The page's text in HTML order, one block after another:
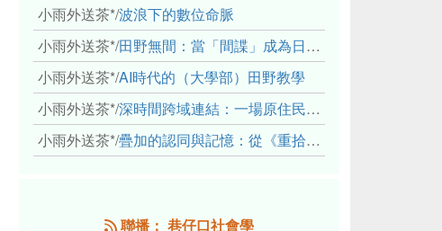
小雨外送茶*/波浪下的數位命脈
小雨外送茶*/田野無間：當「間諜」成為日常，信任角力下的情感伏流
小雨外送茶*/AI時代的（大學部）田野教學
小雨外送茶*/深時間跨域連結：一場原住民地熱會議的初步觀察
小雨外送茶*/疊加的認同與記憶：從《重拾時間的山語》探討「我們的」立場性(positionality)
聯播： 巷仔口社會學